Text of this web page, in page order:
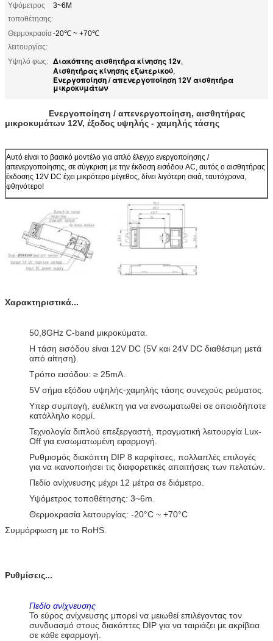
Υψόμετρος
τοποθέτησης:
3~6M
Θερμοκρασία
λειτουργίας:
-20℃ ~ +70℃
Υψηλό φως: Διακόπτης αισθητήρα κίνησης 12v,
Αισθητήρας κίνησης εξωτερικού,
Ενεργοποίηση / απενεργοποίηση 12V αισθητήρα
μικροκυμάτων
Ενεργοποίηση / απενεργοποίηση, αισθητήρας
μικροκυμάτων 12V, έξοδος υψηλής - χαμηλής τάσης
Αυτό είναι το βασικό μοντέλο για απλό έλεγχο ενεργοποίησης /
απενεργοποίησης, σε σύγκριση με την έκδοση εισόδου AC, αυτός ο αισθητήρας
έκδοσης 12V DC έχει μικρότερο μέγεθος, δίνει λιγότερη σκιά, ταυτόχρονα,
φθηνότερο!
Χαρακτηριστικά...
50,8GHz C-band μικροκύματα.
Η τάση εισόδου είναι 12V DC (5V και 24V DC διαθέσιμη μετά
από αίτηση).
Τρόπο εισόδου: ≥ 25mA.
5V σήμα εξόδου υψηλής-χαμηλής τάσης συνεχούς ρεύματος.
Υπερ συμπαγή, ευέλικτη για να ενσωματωθεί σε οποιοδήποτε
κατάλληλο κορμί.
Τεχνολογία διπλού επεξεργαστή, πραγματική λειτουργία Lux-
Off για ενσωματωμένη εφαρμογή.
Ρυθμισμός διακόπτη DIP 8 καρφίτσες, πολλαπλές επιλογές
για να ικανοποιήσει τις διαφορετικές απαιτήσεις των πελατών.
Πεδίο ανίχνευσης μέχρι 12 μέτρα σε διάμετρο.
Υψόμετρος τοποθέτησης: 3~6m.
Θερμοκρασία λειτουργίας: -20°C ~ +70°C
Συμμόρφωση με το RoHS.
Ρυθμίσεις...
Πεδίο ανίχνευσης
Το εύρος ανίχνευσης μπορεί να μειωθεί επιλέγοντας τον
συνδυασμό στους διακόπτες DIP για να ταιριάζει με ακρίβεια
σε κάθε εφαρμογή.